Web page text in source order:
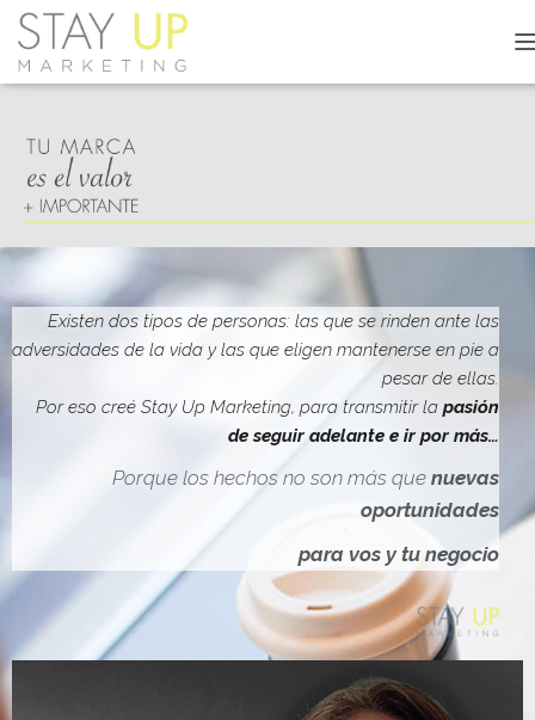
A
M
D
E
N
A
V
G
I
Ó
N
Existen dos tipos de personas: las que se rinden ante las
adversidades de la vida y las que eligen mantenerse en pie a
pesar de ellas.
Por eso creé Stay Up Marketing, para transmitir la pasión
de seguir adelante e ir por más…
Porque los hechos no son más que nuevas
oportunidades
para vos y tu negocio